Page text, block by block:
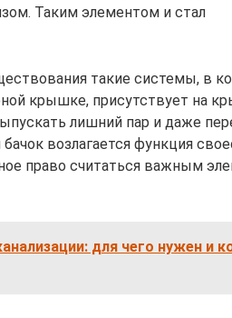
Таким элементом и стал
такие системы, в
крышке, присутствует на
лишний пар и даже
возлагается функция
право считаться важным
для чего нужен и